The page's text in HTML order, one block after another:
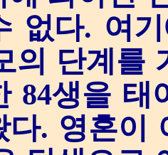
없다. 여
의 단계를
84생을 태
다. 영혼이